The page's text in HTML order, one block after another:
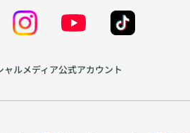
ルメディア公式アカウント